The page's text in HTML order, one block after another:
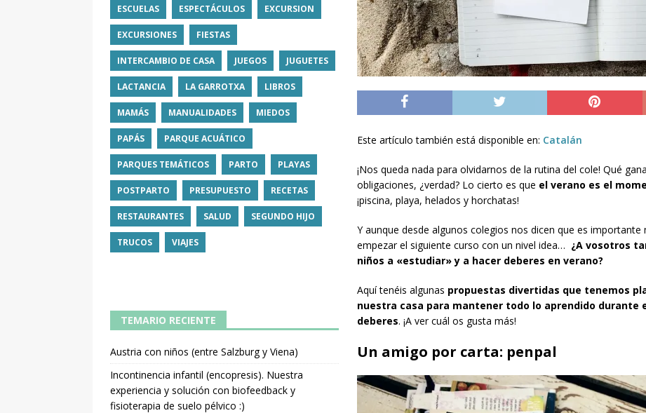
Este artículo también está disponible en: Catalán
¡Nos queda nada para olvidarnos de la rutina del cole! Qué
obligaciones, ¿verdad? Lo cierto es que el verano es el
¡piscina, playa, helados y horchatas!
Y aunque desde algunos colegios nos dicen que es
empezar el siguiente curso con un nivel idea… ¿A vosotros
niños a «estudiar» y a hacer deberes en verano?
Aquí tenéis algunas propuestas divertidas que tenemos
nuestra casa para mantener todo lo aprendido durante
deberes. ¡A ver cuál os gusta más!
Un amigo por carta: penpal
ESCUELAS ESPECTÁCULOS EXCURSION
EXCURSIONES FIESTAS
INTERCAMBIO DE CASA JUEGOS JUGUETES
LACTANCIA LA GARROTXA LIBROS
MAMÁS MANUALIDADES MIEDOS
PAPÁS PARQUE ACUÁTICO
PARQUES TEMÁTICOS PARTO PLAYAS
POSTPARTO PRESUPUESTO RECETAS
RESTAURANTES SALUD SEGUNDO HIJO
TRUCOS VIAJES
TEMARIO RECIENTE
Austria con niños (entre Salzburg y Viena)
Incontinencia infantil (encopresis). Nuestra
experiencia y solución con biofeedback y
fisioterapia de suelo pélvico :)